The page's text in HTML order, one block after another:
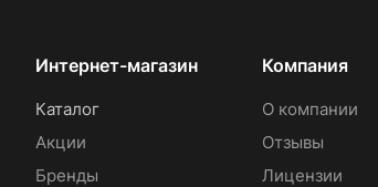
Интернет-магазин
Каталог
Акции
Бренды
Компания
О компании
Отзывы
Лицензии